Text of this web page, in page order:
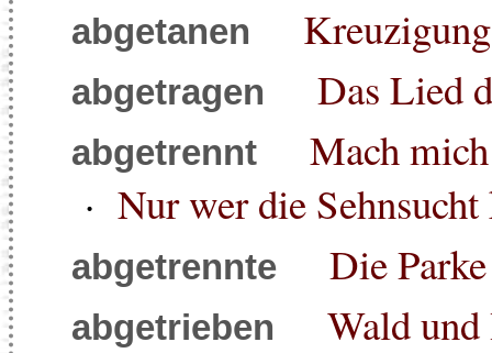
abgetanen Kreuzigung
abgetragen Das Lied
abgetrennt
Mach
· Nur wer die Sehnsucht
abgetrennte Die Parke
abgetrieben Wald